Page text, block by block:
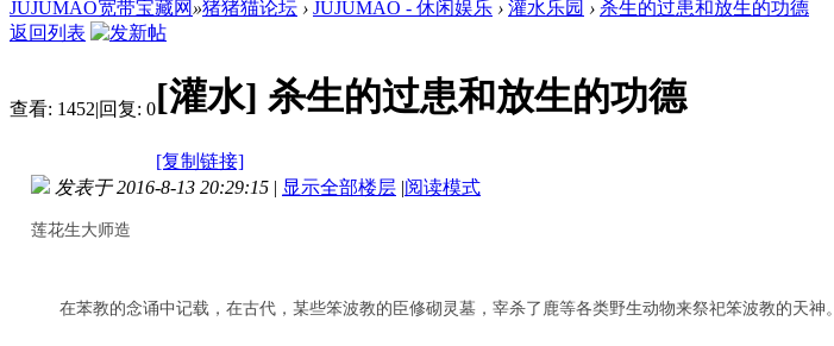
JUJUMAO宽带宝藏网 »猪猪猫论坛 › JUJUMAO - 休闲娱乐 › 灌水乐园 › 杀生的过患和放生的功德
返回列表
查看: 1452|回复: 0[灌水] 杀生的过患和放生的功德
[复制链接]
发表于 2016-8-13 20:29:15 | 显示全部楼层 |阅读模式
莲花生大师造
在苯教的念诵中记载，在古代，某些笨波教的臣修砌灵墓，宰杀了鹿等各类野生动物来祭祀笨波教的天神。